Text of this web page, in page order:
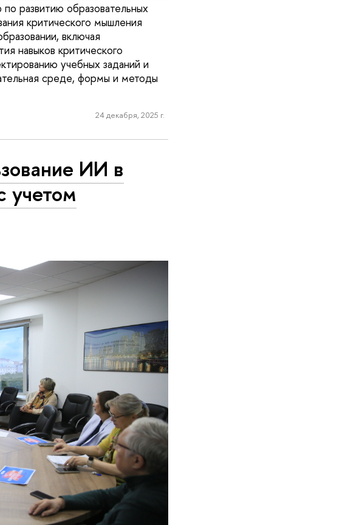
развитию образовательных
критического мышления
включая
навыков критического
учебных заданий и
среде, формы и методы
24 декабря, 2025 г.
ИИ в
учетом